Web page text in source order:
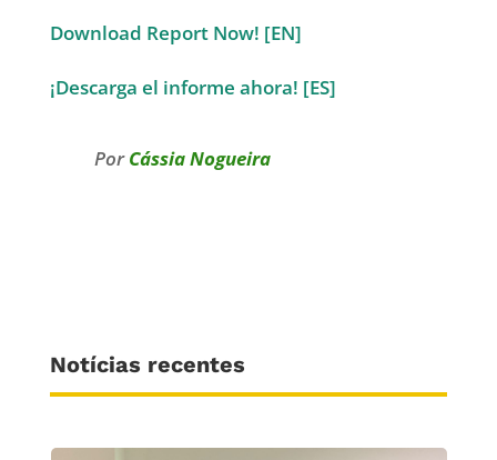
Download Report Now! [EN]
¡Descarga el informe ahora! [ES]
PorCássia Nogueira
Notícias recentes